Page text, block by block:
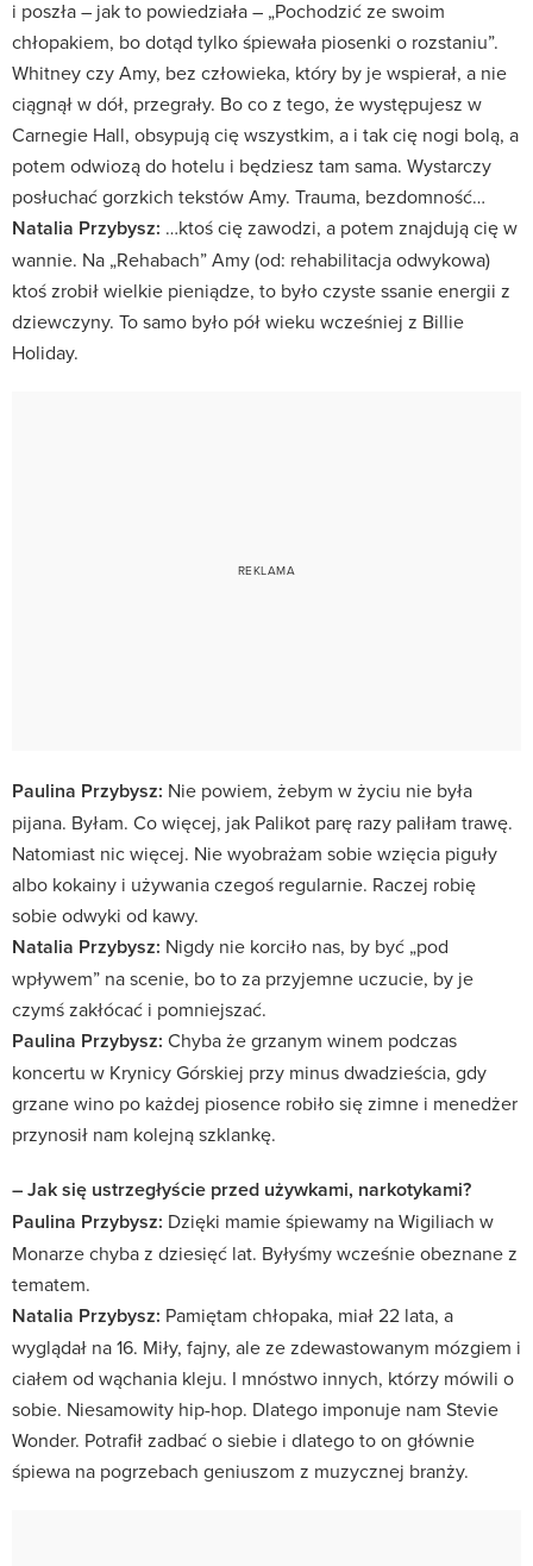
i poszła – jak to powiedziała – „Pochodzić ze swoim
chłopakiem, bo dotąd tylko śpiewała piosenki o rozstaniu”.
Whitney czy Amy, bez człowieka, który by je wspierał, a nie
ciągnął w dół, przegrały. Bo co z tego, że występujesz w
Carnegie Hall, obsypują cię wszystkim, a i tak cię nogi bolą, a
potem odwiozą do hotelu i będziesz tam sama. Wystarczy
posłuchać gorzkich tekstów Amy. Trauma, bezdomność…
Natalia Przybysz: …ktoś cię zawodzi, a potem znajdują cię w
wannie. Na „Rehabach” Amy (od: rehabilitacja odwykowa)
ktoś zrobił wielkie pieniądze, to było czyste ssanie energii z
dziewczyny. To samo było pół wieku wcześniej z Billie
Holiday.
Paulina Przybysz: Nie powiem, żebym w życiu nie była
pijana. Byłam. Co więcej, jak Palikot parę razy paliłam trawę.
Natomiast nic więcej. Nie wyobrażam sobie wzięcia piguły
albo kokainy i używania czegoś regularnie. Raczej robię
sobie odwyki od kawy.
Natalia Przybysz: Nigdy nie korciło nas, by być „pod
wpływem” na scenie, bo to za przyjemne uczucie, by je
czymś zakłócać i pomniejszać.
Paulina Przybysz: Chyba że grzanym winem podczas
koncertu w Krynicy Górskiej przy minus dwadzieścia, gdy
grzane wino po każdej piosence robiło się zimne i menedżer
przynosił nam kolejną szklankę.
– Jak się ustrzegłyście przed używkami, narkotykami?
Paulina Przybysz: Dzięki mamie śpiewamy na Wigiliach w
Monarze chyba z dziesięć lat. Byłyśmy wcześnie obeznane z
tematem.
Natalia Przybysz: Pamiętam chłopaka, miał 22 lata, a
wyglądał na 16. Miły, fajny, ale ze zdewastowanym mózgiem i
ciałem od wąchania kleju. I mnóstwo innych, którzy mówili o
sobie. Niesamowity hip-hop. Dlatego imponuje nam Stevie
Wonder. Potrafił zadbać o siebie i dlatego to on głównie
śpiewa na pogrzebach geniuszom z muzycznej branży.